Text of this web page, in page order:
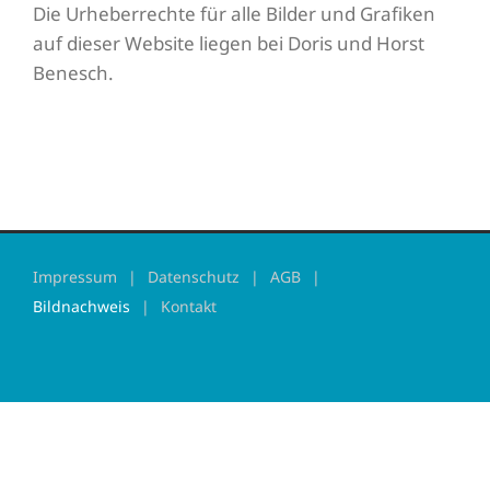
Die Urheberrechte für alle Bilder und Grafiken
auf dieser Website liegen bei Doris und Horst
Benesch.
Impressum Datenschutz
AGB
Bildnachweis
Kontakt